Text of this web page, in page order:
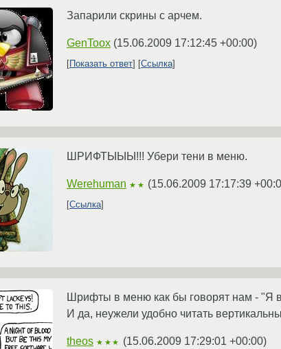
Запарили скрины с арчем.
GenToox (15.06.2009 17:12:45 +00:00)
Показать ответ Ссылка
ШРИФТЫЫЫ!!! Убери тени в меню.
Werehuman ★★ (15.06.2009 17:17:39
Ссылка
Шрифты в меню как бы говорят нам - "Я
И да, неужели удобно читать
theos ★★★ (15.06.2009 17:29:01 +00:00)